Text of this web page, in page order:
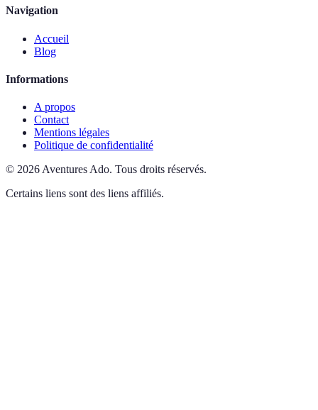
Navigation
Accueil
Blog
Informations
A propos
Contact
Mentions légales
Politique de confidentialité
© 2026 Aventures Ado. Tous droits réservés.
Certains liens sont des liens affiliés.